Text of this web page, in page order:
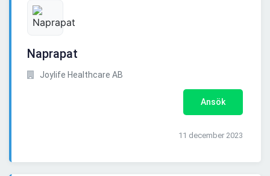
Naprapat
Joylife Healthcare AB
Ansök
11 december 2023